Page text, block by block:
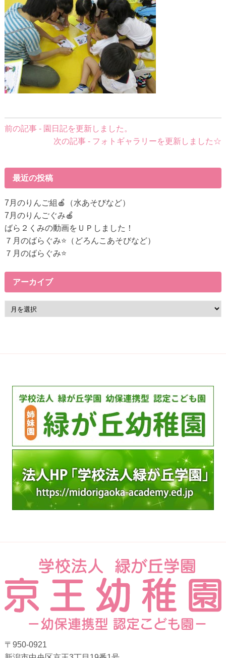
前
へ
の
リ
ン
ク
前の記事 - 園日記を更新しました。
次の記事 - フォトギャラリーを更新しました☆
最近の投稿
7月のりんご組🍎（水あそびなど）
7月のりんごぐみ🍎
ばら２くみの動画をＵＰしました！
７月のばらぐみ⭐（どろんこあそびなど）
７月のばらぐみ⭐
アーカイブ
ー
ブ
〒950-0921